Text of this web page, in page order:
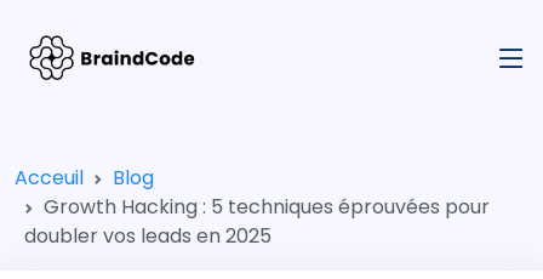
Acceuil
Blog
Growth Hacking : 5 techniques éprouvées pour
doubler vos leads en 2025